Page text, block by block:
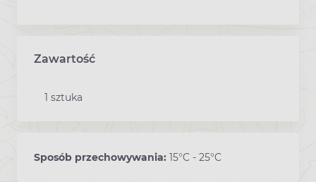
Zawartość
1 sztuka
Sposób przechowywania: 15°C - 25°C